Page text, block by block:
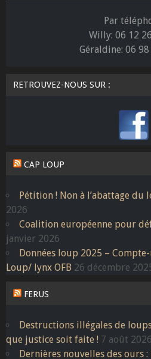
Par
Willy: 06 12
Géraldine: 06 98
RETROUVEZ-NOUS SUR :
CAP LOUP
Pétition ! Non à l’abattage du
2026
Coalition européenne pour
janvier 2026
Données loup 2025 –
Loup/ lynx OFB 26 décembre
FERUS
Destructions illégales de
que justice soit faite ! 7 août 2026
Dernières nouvelles des ours :